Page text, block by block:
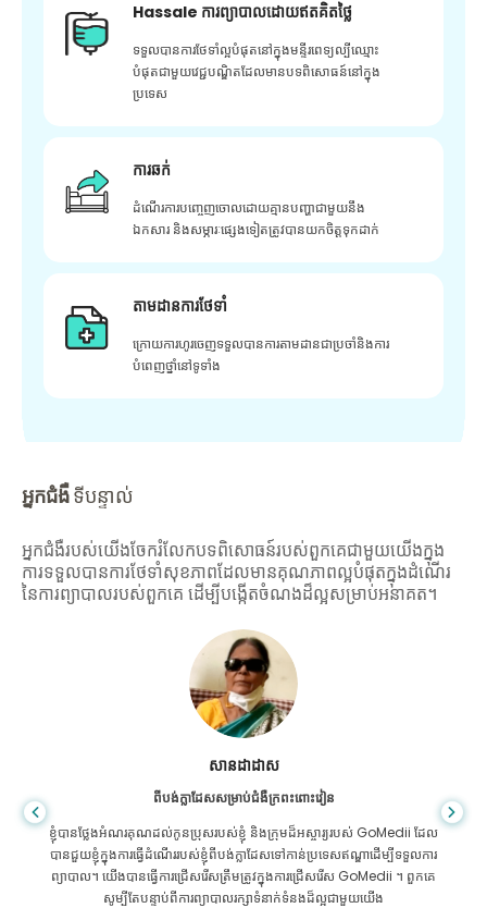
Hassale ការព្យាបាលដោយឥតគិតថ្លៃ
ទទួលបានការថែទាំល្អបំផុតនៅក្នុងមន្ទីរពេទ្យល្បីឈ្មោះ
បំផុតជាមួយវេជ្ជបណ្ឌិតដែលមានបទពិសោធន៍នៅក្នុង
ប្រទេស
ការឆក់
ដំណើរការបញ្ចេញចោលដោយគ្មានបញ្ហាជាមួយនឹង
ឯកសារ និងសម្ភារៈផ្សេងទៀតត្រូវបានយកចិត្តទុកដាក់
តាមដានការថែទាំ
ក្រោយ​ការ​ហូរ​ចេញ​ទទួល​បាន​ការ​តាមដាន​ជា​ប្រចាំ​និង​ការ​
បំពេញ​ថ្នាំ​នៅ​ទូទាំង​
អ្នកជំងឺទីបន្ទាល់
អ្នកជំងឺរបស់យើងចែករំលែកបទពិសោធន៍របស់ពួកគេជាមួយយើងក្នុង
ការទទួលបានការថែទាំសុខភាពដែលមានគុណភាពល្អបំផុតក្នុងដំណើរ
នៃការព្យាបាលរបស់ពួកគេ ដើម្បីបង្កើតចំណងដ៏ល្អសម្រាប់អនាគត។
សានដាដាស
ពីបង់ក្លាដែសសម្រាប់ជំងឺក្រពះពោះវៀន
ខ្ញុំបានថ្លែងអំណរគុណដល់កូនប្រុសរបស់ខ្ញុំ និងក្រុមដ៏អស្ចារ្យរបស់ GoMedii ដែល
បានជួយខ្ញុំក្នុងការធ្វើដំណើររបស់ខ្ញុំពីបង់ក្លាដែសទៅកាន់ប្រទេសឥណ្ឌាដើម្បីទទួលការ
ព្យាបាល។ យើងបានធ្វើការជ្រើសរើសត្រឹមត្រូវក្នុងការជ្រើសរើស GoMedii ។ ពួកគេ
សូម្បីតែបន្ទាប់ពីការព្យាបាលរក្សាទំនាក់ទំនងដ៏ល្អជាមួយយើង